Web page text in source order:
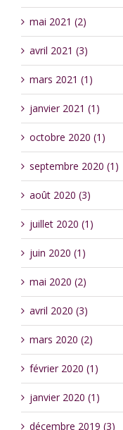
mai 2021 (2)
avril 2021 (3)
mars 2021 (1)
janvier 2021 (1)
octobre 2020 (1)
septembre 2020 (1)
août 2020 (3)
juillet 2020 (1)
juin 2020 (1)
mai 2020 (2)
avril 2020 (3)
mars 2020 (2)
février 2020 (1)
janvier 2020 (1)
décembre 2019 (3)